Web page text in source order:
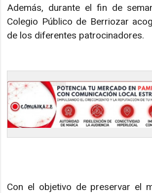
Además, durante el fin de
Colegio Público de Berriozar
de los diferentes patrocinadores.
Con el objetivo de preservar el